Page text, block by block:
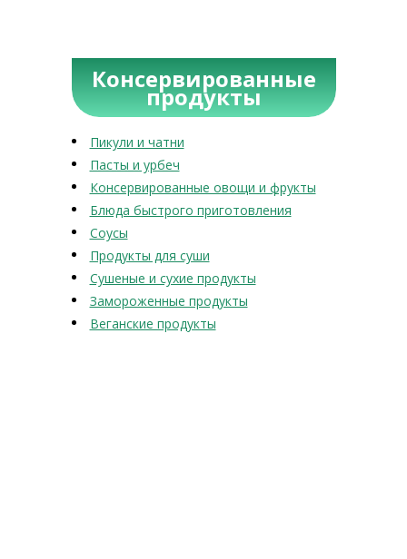
Консервированные
продукты
Пикули и чатни
Пасты и урбеч
Консервированные овощи и фрукты
Блюда быстрого приготовления
Соусы
Продукты для суши
Сушеные и сухие продукты
Замороженные продукты
Веганские продукты